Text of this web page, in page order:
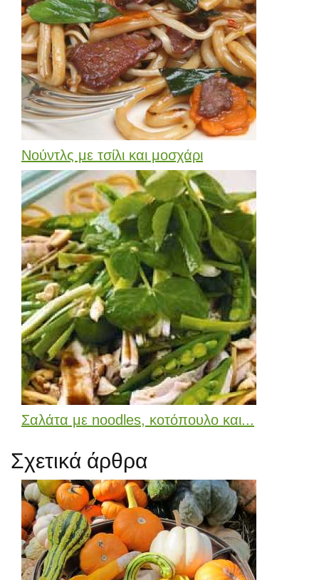
Νούντλς με τσίλι και μοσχάρι
Σαλάτα με noodles, κοτόπουλο και...
Σχετικά άρθρα